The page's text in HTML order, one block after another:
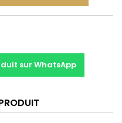
sur WhatsApp